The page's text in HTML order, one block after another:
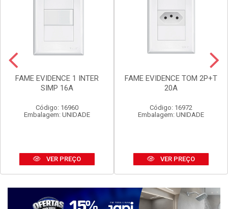
SIMP 16A
Código: 16960
20A
Código: 16972